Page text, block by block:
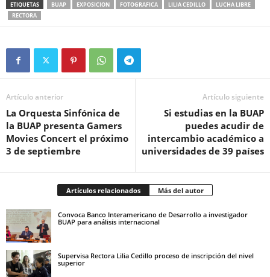
ETIQUETAS BUAP EXPOSICION FOTOGRAFICA LILIA CEDILLO
LUCHA LIBRE
RECTORA
Artículo anterior
La Orquesta Sinfónica de
la BUAP presenta Gamers
Movies Concert el próximo
3 de septiembre
Artículo siguiente
Si estudias en la BUAP
puedes acudir de
intercambio académico a
universidades de 39 países
Artículos relacionados Más del autor
Convoca Banco Interamericano de Desarrollo a investigador
BUAP para análisis internacional
Supervisa Rectora Lilia Cedillo proceso de inscripción del nivel
superior